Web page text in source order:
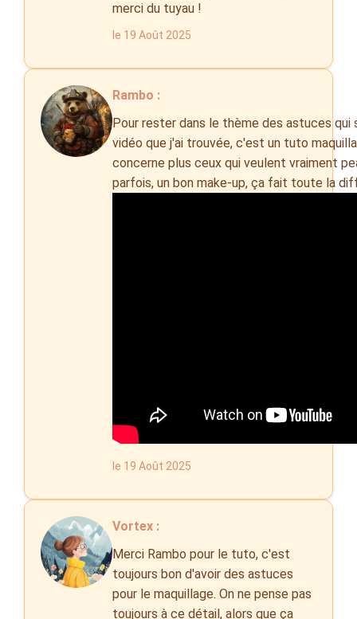
merci du tuyau !
le 19 Août 2025
Rambo :
Pour rester dans le thème des astuces qui
vidéo que j'ai trouvée, c'est un tuto
concerne plus ceux qui veulent vraiment
parfois, un bon make-up, ça fait toute la
le 19 Août 2025
Vortex :
Merci Rambo pour le tuto, c'est
toujours bon d'avoir des astuces
pour le maquillage. On ne pense pas
toujours à ce détail, alors que ça